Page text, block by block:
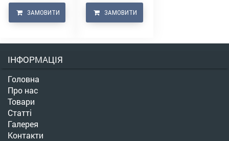
ЗАМОВИТИ ЗАМОВИТИ
ІНФОРМАЦІЯ
Головна
Про нас
Товари
Статті
Галерея
Контакти